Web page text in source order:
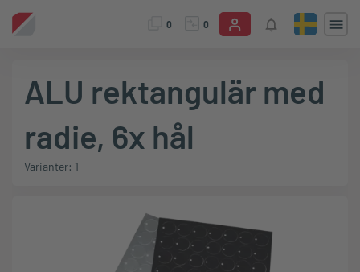
0 0
ALU rektangulär med
radie, 6x hål
Varianter: 1